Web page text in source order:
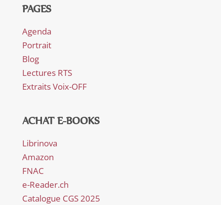
PAGES
Agenda
Portrait
Blog
Lectures RTS
Extraits Voix-OFF
ACHAT E-BOOKS
Librinova
Amazon
FNAC
e-Reader.ch
Catalogue CGS 2025